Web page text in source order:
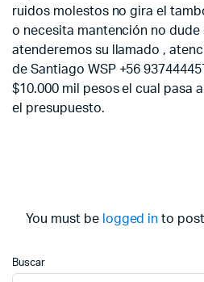
ruidos molestos no gira el
o necesita mantención no
atenderemos su llamado ,
de Santiago WSP +56
$10.000 mil pesos el cual pasa
el presupuesto.
You must be logged in to
Buscar